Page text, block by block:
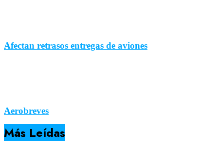
Afectan retrasos entregas de aviones
Aerobreves
Más Leídas